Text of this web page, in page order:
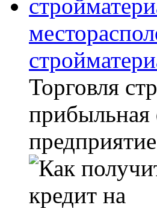
Торговля
прибыльная